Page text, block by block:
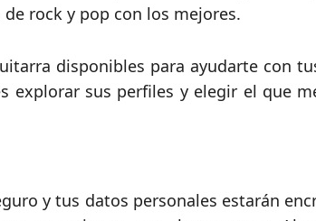
rock y pop con los mejores.
disponibles para ayudarte con
explorar sus perfiles y elegir el que
y tus datos personales estarán